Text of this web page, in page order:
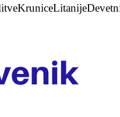
KruniceLitanije